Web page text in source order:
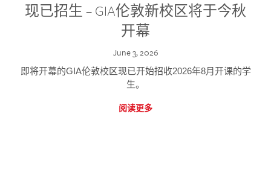
现已招生 – GIA伦敦新校区将于今秋
开幕
June 3, 2026
即将开幕的GIA伦敦校区现已开始招收2026年8月开课的学
生。
阅读更多